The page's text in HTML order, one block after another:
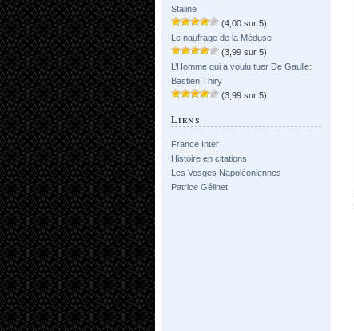
Staline
(4,00 sur 5)
Le naufrage de la Méduse
(3,99 sur 5)
L’Homme qui a voulu tuer De Gaulle:
Bastien Thiry
(3,99 sur 5)
Liens
France Inter
Histoire en citations
Les Vosges Napoléoniennes
Patrice Gélinet